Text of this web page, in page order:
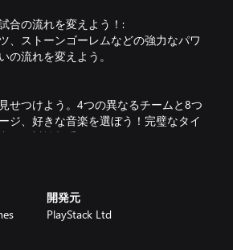
合の流れを変えよう！:
、ストーンゴーレムなどの強力なパワ
の流れを変えよう。
せつけよう。4つの異なるチームと8つ
ジ、好きな音楽を選ぼう！完璧なタイ
して対戦相手を倒そう。
開発元
PlayStack Ltd